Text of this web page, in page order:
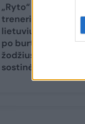
„Ryto“ varžovų
treneris – apie
lietuvių džiaugsmą
po burtų, G. Žibėno
žodžius ir monstrą
sostinėje